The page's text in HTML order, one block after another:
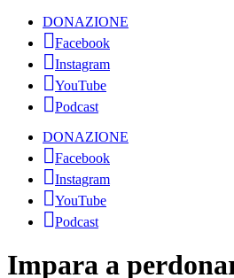
DONAZIONE
Facebook
Instagram
YouTube
Podcast
DONAZIONE
Facebook
Instagram
YouTube
Podcast
Impara a